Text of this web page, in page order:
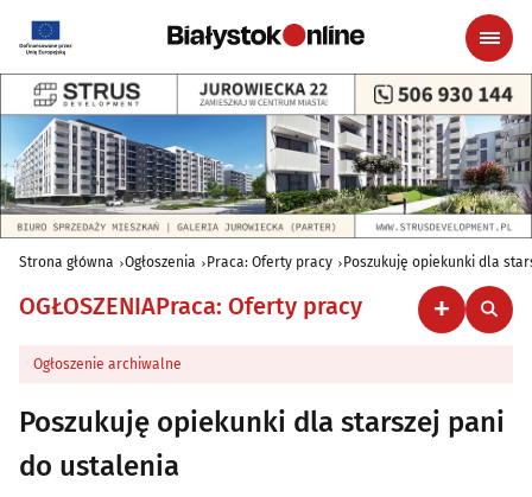
Strona główna Ogłoszenia Praca: Oferty pracy Poszukuję opiekunki dla
OGŁOSZENIAPraca: Oferty pracy
Ogłoszenie archiwalne
Poszukuję opiekunki dla starszej pani
do ustalenia